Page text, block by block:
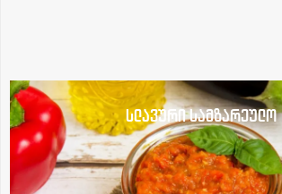
სლავური სამზარეულო